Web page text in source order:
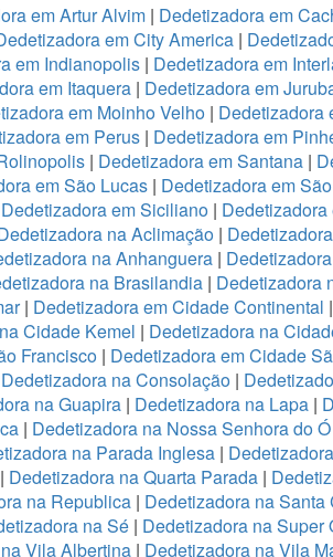
em Artur Alvim | Dedetizadora em
em City America |
em Indianopolis | Dedetizadora em
em Itaquera | Dedetizadora em
em Moinho Velho | Dedetizadora
em Perus | Dedetizadora em
| Dedetizadora em Santana|
em São Lucas| Dedetizadora em
Dedetizadora em Siciliano |
na Aclimação|
na Anhanguera |
na Brasilandia| Dedetizadora
| Dedetizadora em Cidade Continental |
Cidade Kemel | Dedetizadora na
Francisco | Dedetizadora em Cidade
Dedetizadora na Consolação |
na Guapira | Dedetizadora na Lapa |
| Dedetizadora na Nossa Senhora do Ó
na Parada Inglesa |
| Dedetizadora na Quarta Parada |
na Republica| Dedetizadora na Santa
na Sé| Dedetizadora na Super
Vila Albertina | Dedetizadora na Vila